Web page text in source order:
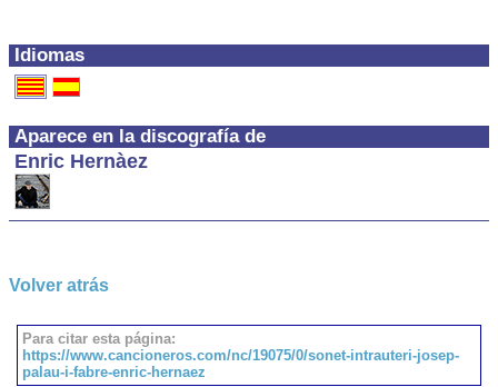
Idiomas
Aparece en la discografía de
Enric Hernàez
Volver atrás
Para citar esta página:
https://www.cancioneros.com/nc/19075/0/sonet-intrauteri-josep-
palau-i-fabre-enric-hernaez